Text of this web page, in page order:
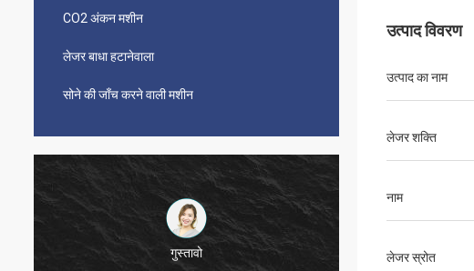
CO2 अंकन मशीन
लेजर बाधा हटानेवाला
सोने की जाँच करने वाली मशीन
विजेता
उत्पाद विवरण
उत्पाद का नाम
लेजर शक्ति
नाम
लेजर स्रोत